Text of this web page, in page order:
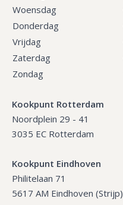
Woensdag
Donderdag
Vrijdag
Zaterdag
Zondag
Kookpunt Rotterdam
Noordplein 29 - 41
3035 EC Rotterdam
Kookpunt Eindhoven
Philitelaan 71
5617 AM Eindhoven (Strijp)